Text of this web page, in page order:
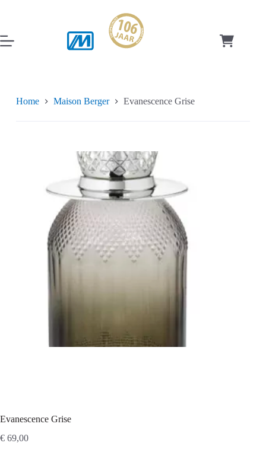
inhoud
Home Maison Berger Evanescence Grise
Evanescence Grise
€ 69,00